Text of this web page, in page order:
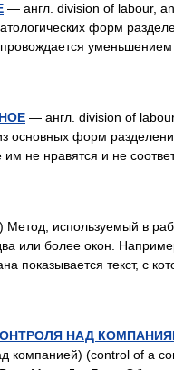
— англ. division of labour,
форм
— англ. division of
основных форм
не нравятся и не
используемый в
или более окон.
показывается текст, с
НАД
компанией) (control of a